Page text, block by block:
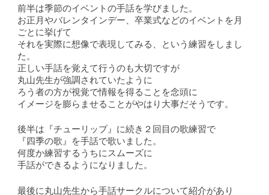
前半は季節のイベントの手話を学びました。
お正月やバレンタインデー、卒業式などのイベントを月
ごとに挙げて
それを実際に想像で表現してみる、という練習をしまし
た。
正しい手話を覚えて行うのも大切ですが
丸山先生が強調されていたように
ろう者の方が視覚で情報を得ることを念頭に
イメージを膨らませることがやはり大事だそうです。
後半は『チューリップ』に続き２回目の歌練習で
『四季の歌』を手話で歌いました。
何度か練習するうちにスムーズに
手話ができるようになりました。
最後に丸山先生から手話サークルについて紹介があり